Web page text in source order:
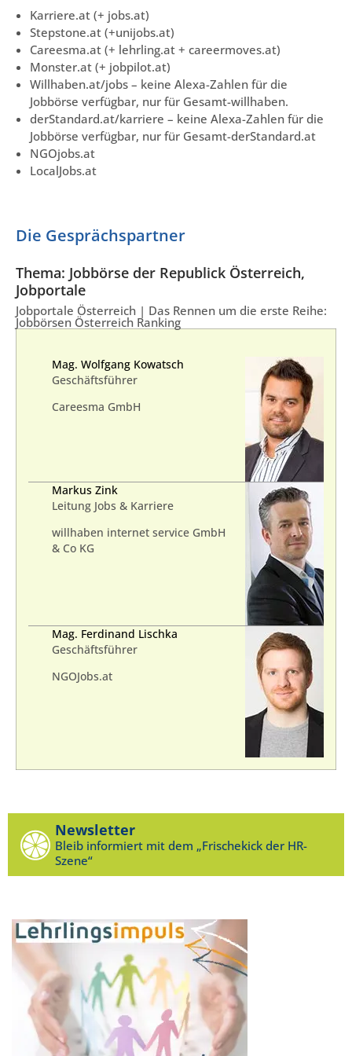
Karriere.at (+ jobs.at)
Stepstone.at (+unijobs.at)
Careesma.at (+ lehrling.at + careermoves.at)
Monster.at (+ jobpilot.at)
Willhaben.at/jobs – keine Alexa-Zahlen für die
Jobbörse verfügbar, nur für Gesamt-willhaben.
derStandard.at/karriere – keine Alexa-Zahlen für die
Jobbörse verfügbar, nur für Gesamt-derStandard.at
NGOjobs.at
LocalJobs.at
Die Gesprächspartner
Thema: Jobbörse der Republick Österreich,
Jobportale
Jobportale Österreich | Das Rennen um die erste Reihe:
Jobbörsen Österreich Ranking
Mag. Wolfgang Kowatsch
Geschäftsführer
Careesma GmbH
Markus Zink
Leitung Jobs & Karriere
willhaben internet service GmbH
& Co KG
Mag. Ferdinand Lischka
Geschäftsführer
NGOJobs.at
Newsletter
Bleib informiert mit dem „Frischekick der HR-
Szene“